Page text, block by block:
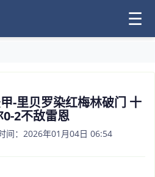
☰
-里贝罗染红梅林破门 十
2不敌雷恩
：2026年01月04日 06:54